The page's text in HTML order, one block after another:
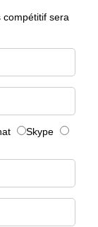
compétitif sera
Skype